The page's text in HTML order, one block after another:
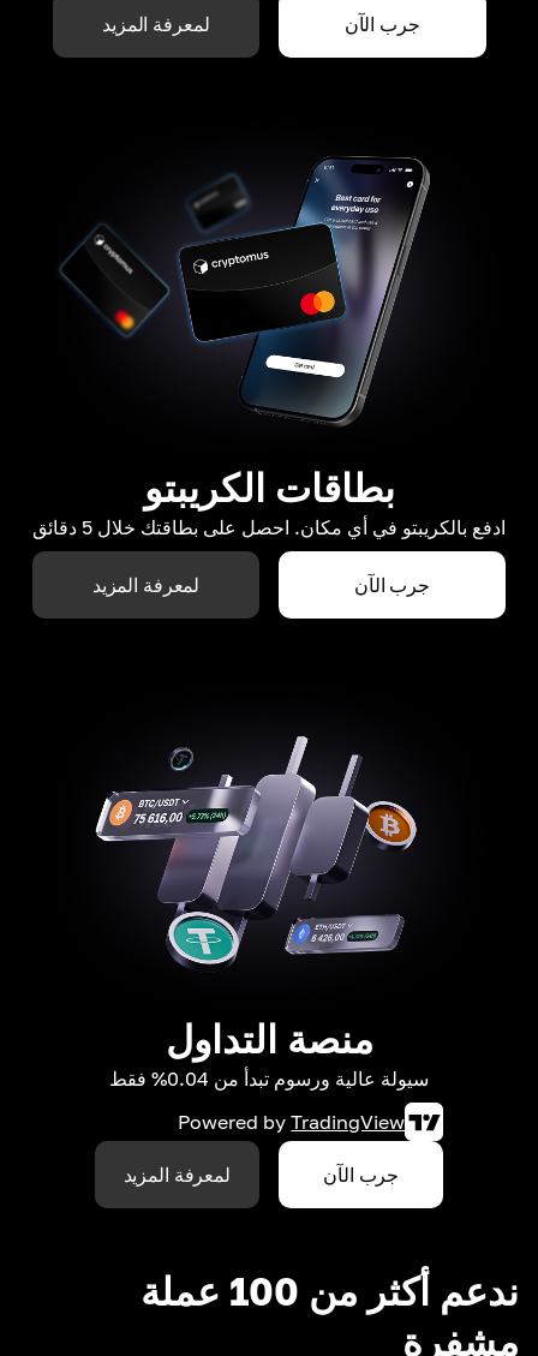
جرب الآن لمعرفة المزيد
بطاقات الكريبتو
ادفع بالكريبتو في أي مكان. احصل على بطاقتك خلال 5 دقائق
جرب الآن لمعرفة المزيد
منصة التداول
سيولة عالية ورسوم تبدأ من 0.04% فقط
Powered by TradingView
جرب الآن لمعرفة المزيد
ندعم أكثر من 100 عملة
مشفرة